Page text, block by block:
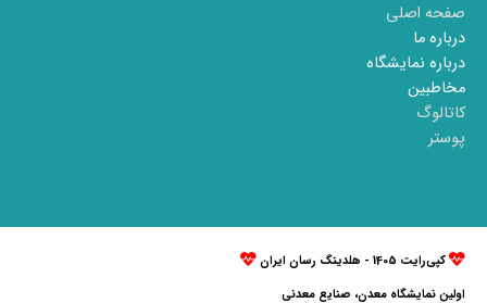
صفحه اصلی
درباره ما
درباره نمایشگاه
مخاطبین
کاتالوگ
پوستر
کپی‌رایت 1405 - هلدینگ رسان ایران
اولین نمایشگاه معدن، صنایع معدنی